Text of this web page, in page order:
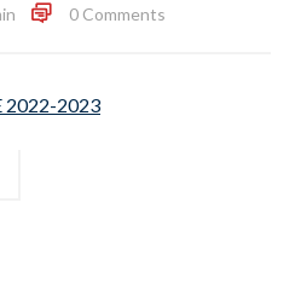
0 Comments
2022-2023